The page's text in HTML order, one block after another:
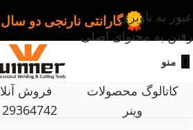
عبور به ناوبری
رفتن به محتوای اصلی
گارانتی نارنجی دو سال
منو
کاتالوگ محصولات
وینر
فروش